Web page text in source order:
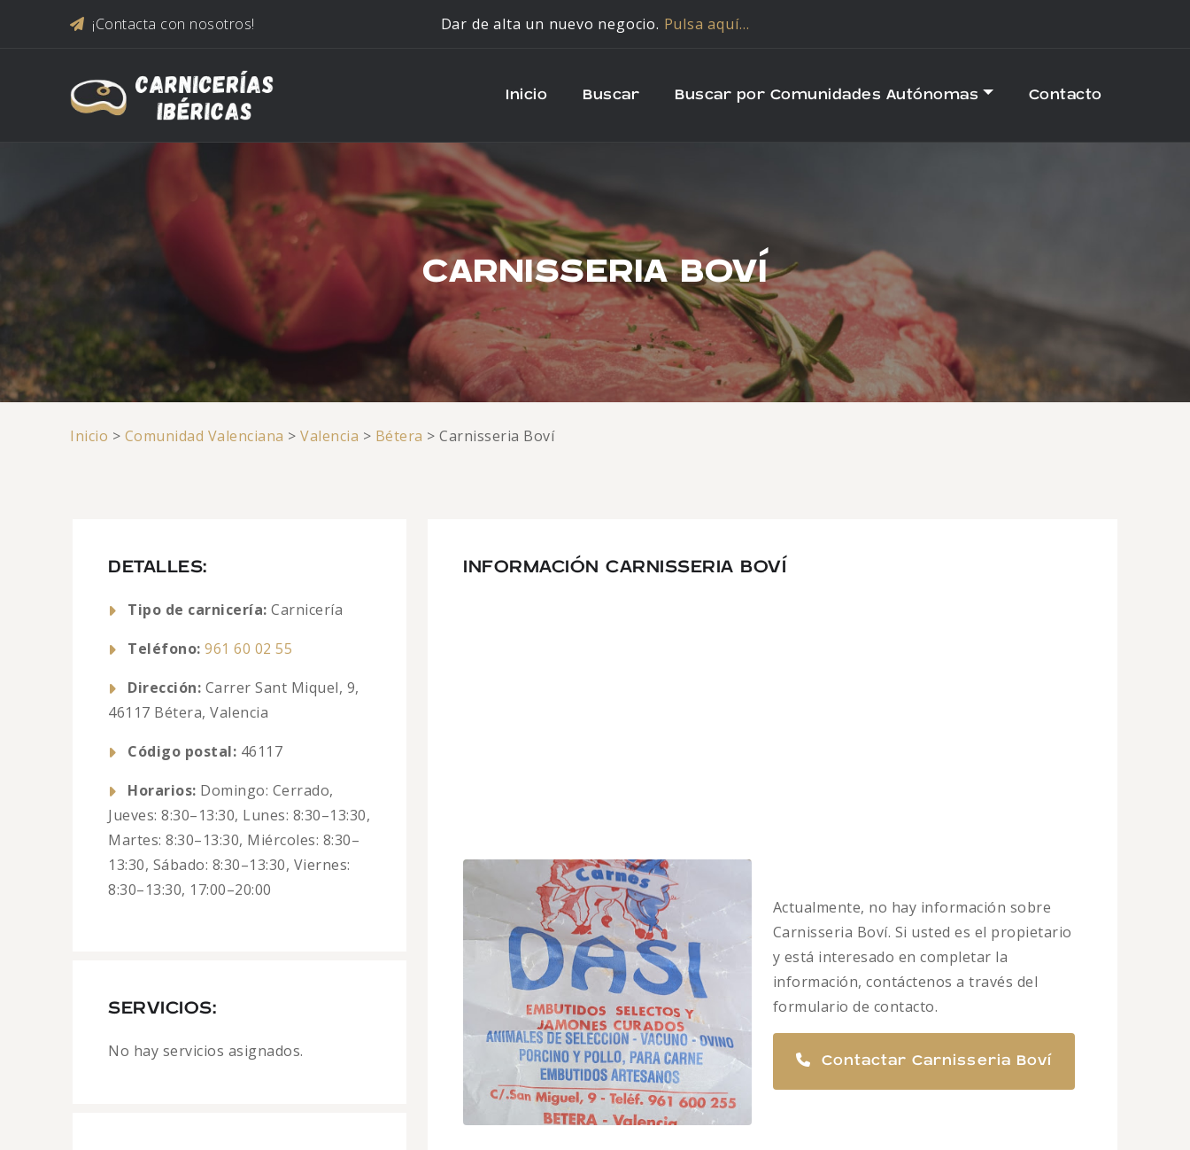
¡Contacta con nosotros! Dar de alta un nuevo negocio. Pulsa aquí…
Inicio Buscar Buscar por Comunidades Autónomas Contacto
CARNISSERIA BOVÍ
Inicio > Comunidad Valenciana >Valencia > Bétera >Carnisseria Boví
DETALLES:
Tipo de carnicería: Carnicería
Teléfono: 961 60 02 55
Dirección: Carrer Sant Miquel, 9,
46117 Bétera, Valencia
Código postal: 46117
Horarios: Domingo: Cerrado,
Jueves: 8:30–13:30, Lunes: 8:30–13:30,
Martes: 8:30–13:30, Miércoles: 8:30–
13:30, Sábado: 8:30–13:30, Viernes:
8:30–13:30, 17:00–20:00
SERVICIOS:
No hay servicios asignados.
INFORMACIÓN CARNISSERIA BOVÍ
Actualmente, no hay información sobre
Carnisseria Boví. Si usted es el propietario
y está interesado en completar la
información, contáctenos a través del
formulario de contacto.
Contactar Carnisseria Boví